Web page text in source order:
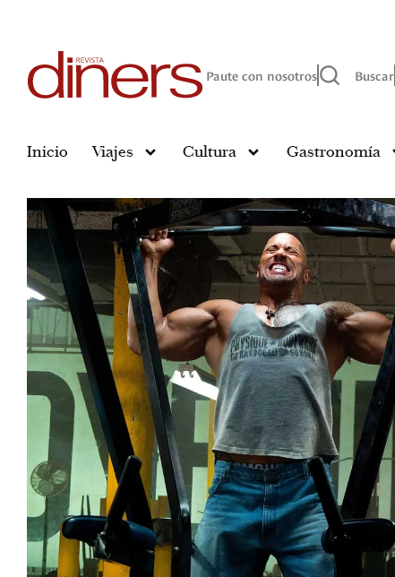
Paute con nosotros Buscar
Inicio Viajes Cultura Gastronomía